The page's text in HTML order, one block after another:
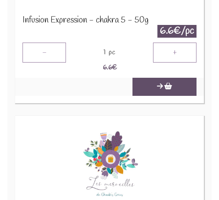
Infusion Expression - chakra 5 - 50g
6.6€/pc
- 1 pc +
6.6€